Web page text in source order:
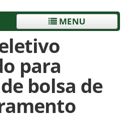
MENU
para
bolsa de